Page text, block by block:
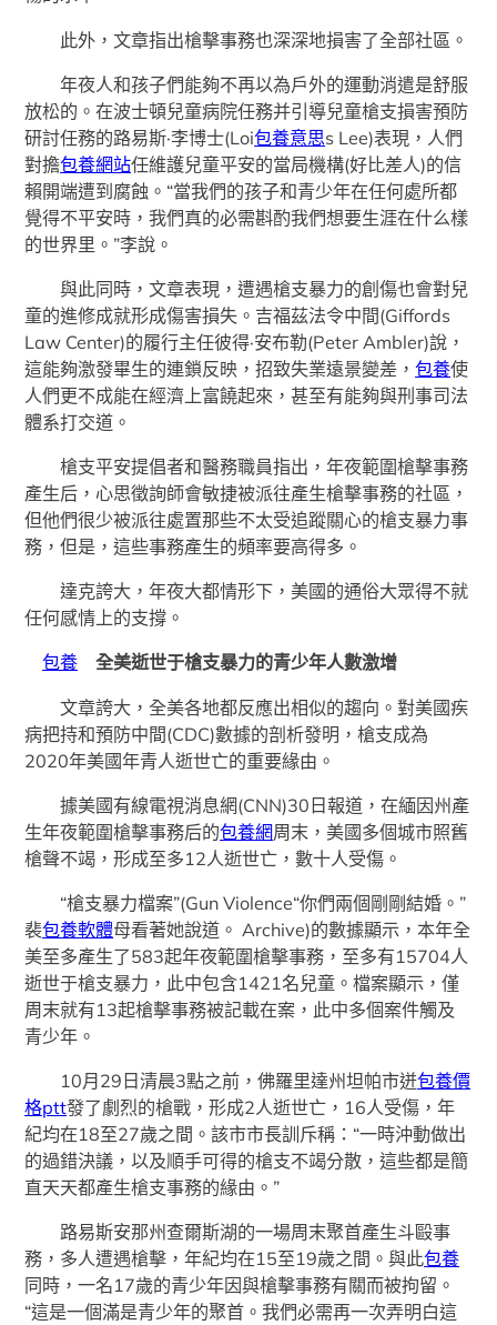
此外，文章指出槍擊事務也深深地損害了全部社區。
年夜人和孩子們能夠不再以為戶外的運動消遣是舒服
放松的。在波士頓兒童病院任務并引導兒童槍支損害預防
研討任務的路易斯·李博士(Loi包養意思s Lee)表現，人們
對擔包養網站任維護兒童平安的當局機構(好比差人)的信
賴開端遭到腐蝕。“當我們的孩子和青少年在任何處所都
覺得不平安時，我們真的必需斟酌我們想要生涯在什么樣
的世界里。”李說。
與此同時，文章表現，遭遇槍支暴力的創傷也會對兒
童的進修成就形成傷害損失。吉福茲法令中間(Giffords
Law Center)的履行主任彼得·安布勒(Peter Ambler)說，
這能夠激發畢生的連鎖反映，招致失業遠景變差，包養使
人們更不成能在經濟上富饒起來，甚至有能夠與刑事司法
體系打交道。
槍支平安提倡者和醫務職員指出，年夜範圍槍擊事務
產生后，心思徵詢師會敏捷被派往產生槍擊事務的社區，
但他們很少被派往處置那些不太受追蹤關心的槍支暴力事
務，但是，這些事務產生的頻率要高得多。
達克誇大，年夜大都情形下，美國的通俗大眾得不就
任何感情上的支撐。
包養 全美逝世于槍支暴力的青少年人數激增
文章誇大，全美各地都反應出相似的趨向。對美國疾
病把持和預防中間(CDC)數據的剖析發明，槍支成為
2020年美國年青人逝世亡的重要緣由。
據美國有線電視消息網(CNN)30日報道，在緬因州產
生年夜範圍槍擊事務后的包養網周末，美國多個城市照舊
槍聲不竭，形成至多12人逝世亡，數十人受傷。
“槍支暴力檔案”(Gun Violence“你們兩個剛剛結婚。”
裴包養軟體母看著她說道。 Archive)的數據顯示，本年全
美至多產生了583起年夜範圍槍擊事務，至多有15704人
逝世于槍支暴力，此中包含1421名兒童。檔案顯示，僅
周末就有13起槍擊事務被記載在案，此中多個案件觸及
青少年。
10月29日清晨3點之前，佛羅里達州坦帕市迸包養價
格ptt發了劇烈的槍戰，形成2人逝世亡，16人受傷，年
紀均在18至27歲之間。該市市長訓斥稱：“一時沖動做出
的過錯決議，以及順手可得的槍支不竭分散，這些都是簡
直天天都產生槍支事務的緣由。”
路易斯安那州查爾斯湖的一場周末聚首產生斗毆事
務，多人遭遇槍擊，年紀均在15至19歲之間。與此包養
同時，一名17歲的青少年因與槍擊事務有關而被拘留。
“這是一個滿是青少年的聚首。我們必需再一次弄明白這